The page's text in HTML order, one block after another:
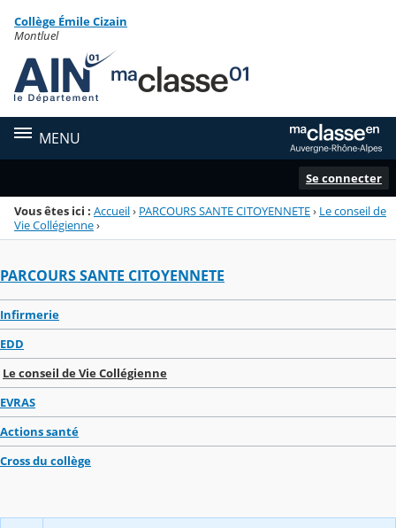
Menu de la rubrique
Contenu
Collège Émile Cizain
Montluel
MENU
Se connecter
Vous êtes ici : Accueil› PARCOURS SANTE CITOYENNETE› Le conseil de
Vie Collégienne›
PARCOURS SANTE CITOYENNETE
Infirmerie
EDD
Le conseil de Vie Collégienne
EVRAS
Actions santé
Cross du collège